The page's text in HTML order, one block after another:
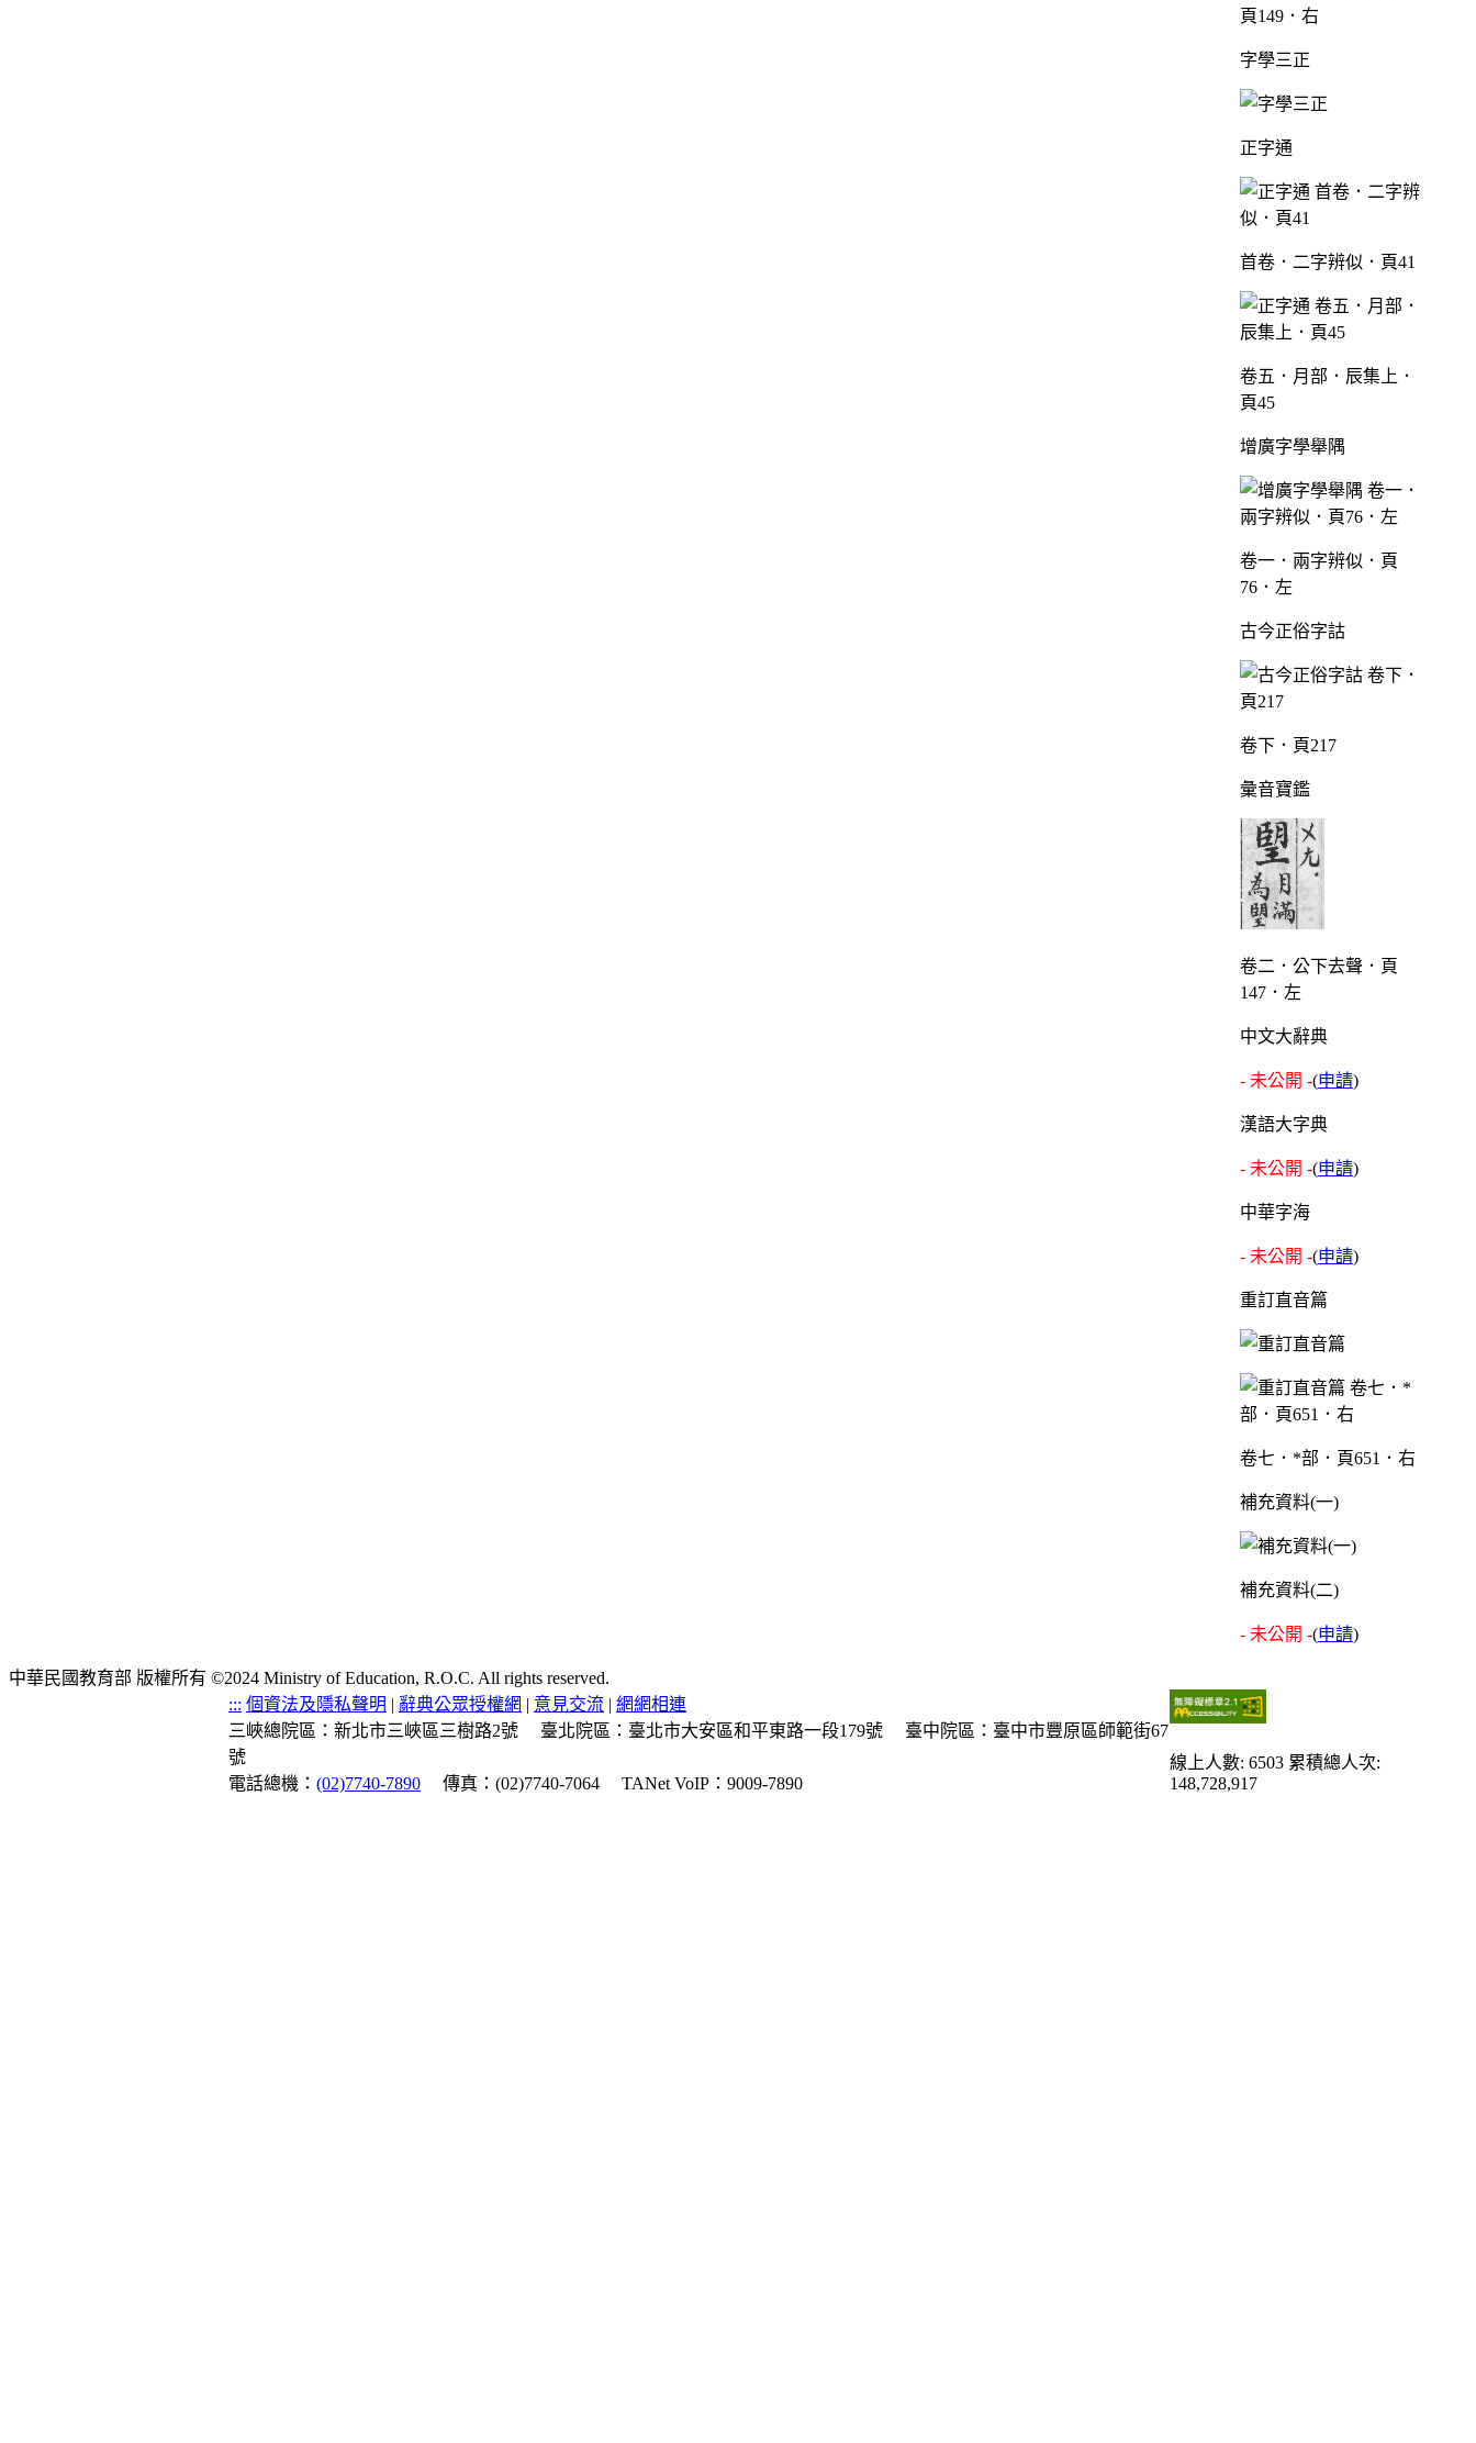
頁149．右
字學三正
正字通
首卷．二字辨似．頁41
卷五．月部．辰集上．
頁45
增廣字學舉隅
卷一．兩字辨似．頁
76．左
古今正俗字詁
卷下．頁217
彙音寶鑑
卷二．公下去聲．頁
147．左
中文大辭典
- 未公開 -(申請)
漢語大字典
- 未公開 -(申請)
中華字海
- 未公開 -(申請)
重訂直音篇
卷七．*部．頁651．右
補充資料(一)
補充資料(二)
- 未公開 -(申請)
中華民國教育部 版權所有 ©2024 Ministry of Education, R.O.C. All rights reserved.
::: 個資法及隱私聲明 | 辭典公眾授權網 | 意見交流 | 網網相連
三峽總院區：新北市三峽區三樹路2號
臺北院區：臺北市大安區和平東路一段179號
臺中院區：臺中市豐原區師範街67
號
電話總機： (02)7740-7890 傳真：(02)7740-7064 TANet VoIP：9009-7890
線上人數: 6503 累積總人次:
148,728,917